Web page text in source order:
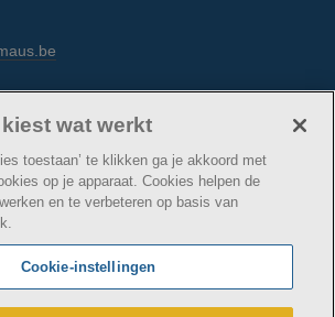
sint-maarten/
Privacybeleid
wat werkt
toestaan’ te klikken ga je akkoord met
op je apparaat. Cookies helpen de
en te verbeteren op basis van
Cookie-instellingen